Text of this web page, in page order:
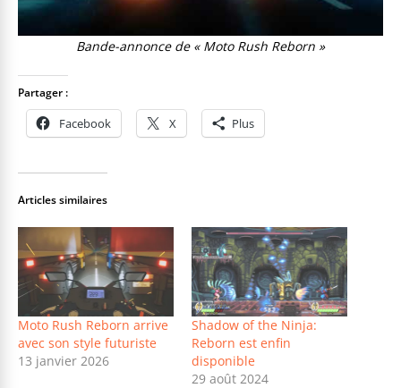
Bande-annonce de « Moto Rush Reborn »
Partager :
Facebook X Plus
Articles similaires
Moto Rush Reborn arrive
avec son style futuriste
13 janvier 2026
Shadow of the Ninja:
Reborn est enfin
disponible
29 août 2024